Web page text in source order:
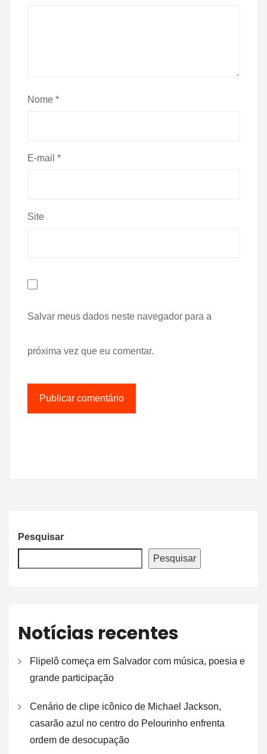
Nome *
E-mail *
Site
Salvar meus dados neste navegador para a
próxima vez que eu comentar.
Pesquisar
Pesquisar
Notícias recentes
Flipelô começa em Salvador com música, poesia e
grande participação
Cenário de clipe icônico de Michael Jackson,
casarão azul no centro do Pelourinho enfrenta
ordem de desocupação